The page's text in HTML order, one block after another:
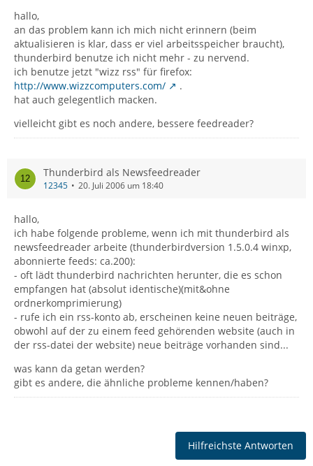
hallo,
an das problem kann ich mich nicht erinnern (beim
aktualisieren is klar, dass er viel arbeitsspeicher braucht),
thunderbird benutze ich nicht mehr - zu nervend.
ich benutze jetzt "wizz rss" für firefox:
http://www.wizzcomputers.com/
.
hat auch gelegentlich macken.
vielleicht gibt es noch andere, bessere feedreader?
Thunderbird als Newsfeedreader
12345 20. Juli 2006 um 18:40
hallo,
ich habe folgende probleme, wenn ich mit thunderbird als
newsfeedreader arbeite (thunderbirdversion 1.5.0.4 winxp,
abonnierte feeds: ca.200):
- oft lädt thunderbird nachrichten herunter, die es schon
empfangen hat (absolut identische)(mit&ohne
ordnerkomprimierung)
- rufe ich ein rss-konto ab, erscheinen keine neuen beiträge,
obwohl auf der zu einem feed gehörenden website (auch in
der rss-datei der website) neue beiträge vorhanden sind...
was kann da getan werden?
gibt es andere, die ähnliche probleme kennen/haben?
Hilfreichste Antworten